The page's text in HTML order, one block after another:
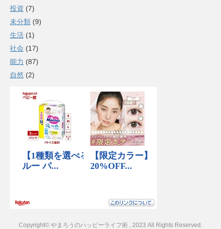
投資 (7)
未分類 (9)
生活 (1)
社会 (17)
能力 (87)
自然 (2)
Copyright© やまろうのハッピーライフ術 , 2023 All Rights Reserved.